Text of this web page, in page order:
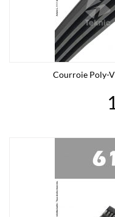
Courroie Poly-